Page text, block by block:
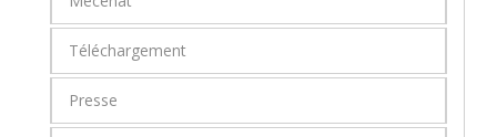
Téléchargement
Presse